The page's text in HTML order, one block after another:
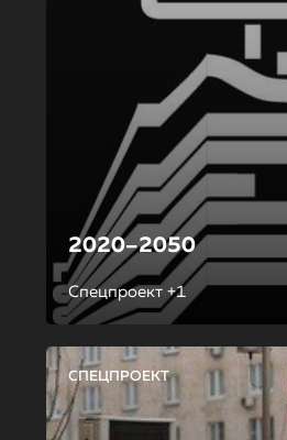
2020–2050
Спецпроект +1
СПЕЦПРОЕКТ